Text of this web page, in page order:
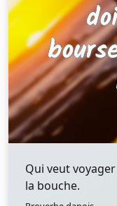
Qui veut
la bouche.